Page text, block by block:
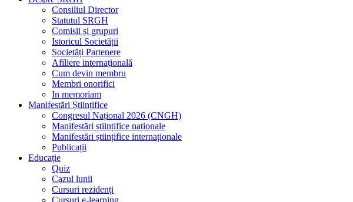
Consiliul Director
Statutul SRGH
Comisii și grupuri
Istoricul Societății
Societăți Partenere
Afiliere internațională
Cum devin membru
Membri onorifici
In memoriam
Manifestări Științifice
Congresul Național 2026 (CNGH)
Manifestări științifice naționale
Manifestări științifice internaționale
Publicații
Educație
Quiz
Cazul lunii
Cursuri rezidenți